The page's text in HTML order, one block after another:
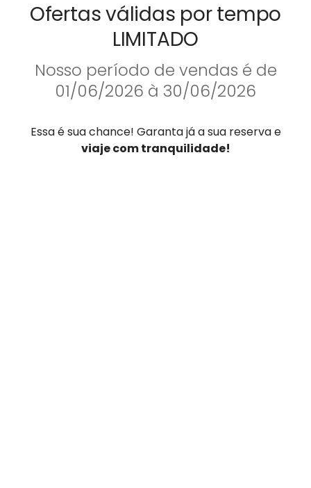
Ofertas válidas por tempo
LIMITADO
Nosso período de vendas é de
01/06/2026 à 30/06/2026
Essa é sua chance! Garanta já a sua reserva e
viaje com tranquilidade!